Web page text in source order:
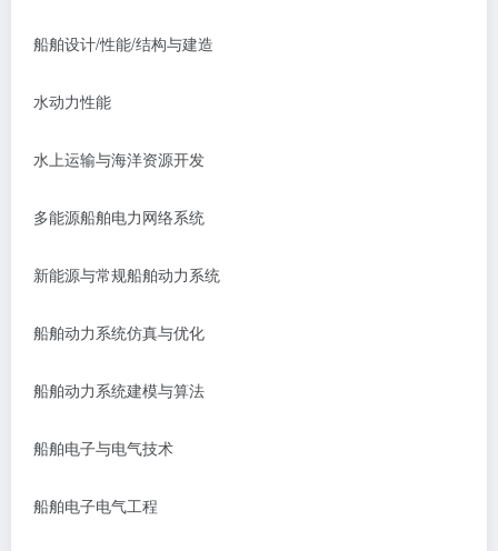
船舶设计/性能/结构与建造
水动力性能
水上运输与海洋资源开发
多能源船舶电力网络系统
新能源与常规船舶动力系统
船舶动力系统仿真与优化
船舶动力系统建模与算法
船舶电子与电气技术
船舶电子电气工程